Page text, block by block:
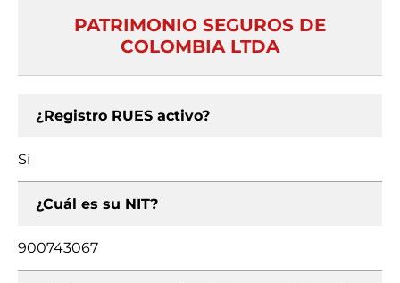
PATRIMONIO SEGUROS DE
COLOMBIA LTDA
¿Registro RUES activo?
Si
¿Cuál es su NIT?
900743067